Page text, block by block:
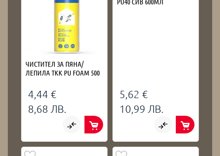
ЧИСТИТЕЛ ЗА ПЯНА/
ЛЕПИЛА TKK PU FOAM 500
4,44 €
8,68 ЛВ.
5,62 €
10,99 ЛВ.